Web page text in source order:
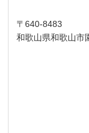
〒640-8483
和歌山県和歌山市